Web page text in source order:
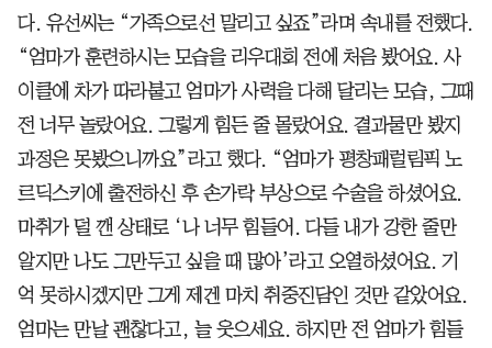
다. 유선씨는 “가족으로선 말리고 싶죠”라며 속내를 전했다.
“엄마가 훈련하시는 모습을 리우대회 전에 처음 봤어요. 사
이클에 차가 따라붙고 엄마가 사력을 다해 달리는 모습, 그때
전 너무 놀랐어요. 그렇게 힘든 줄 몰랐어요. 결과물만 봤지
과정은 못봤으니까요”라고 했다. “엄마가 평창패럴림픽 노
르딕스키에 출전하신 후 손가락 부상으로 수술을 하셨어요.
마취가 덜 깬 상태로 ‘나 너무 힘들어. 다들 내가 강한 줄만
알지만 나도 그만두고 싶을 때 많아’라고 오열하셨어요. 기
억 못하시겠지만 그게 제겐 마치 취중진담인 것만 같았어요.
엄마는 만날 괜찮다고, 늘 웃으세요. 하지만 전 엄마가 힘들